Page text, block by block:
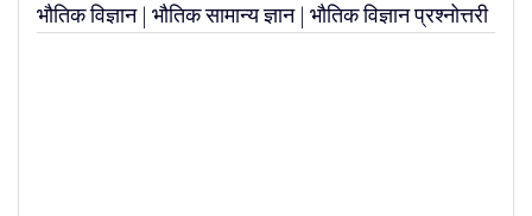
भौतिक विज्ञान | भौतिक सामान्य ज्ञान | भौतिक विज्ञान प्रश्नोत्तरी